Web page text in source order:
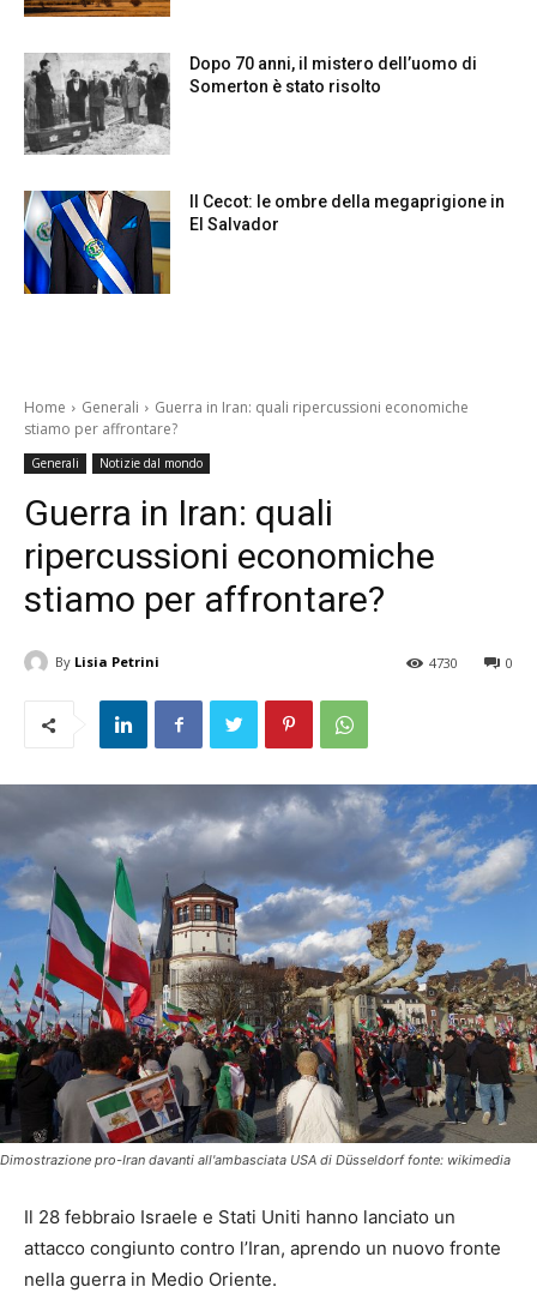
Dopo 70 anni, il mistero dell’uomo di
Somerton è stato risolto
Il Cecot: le ombre della megaprigione in
El Salvador